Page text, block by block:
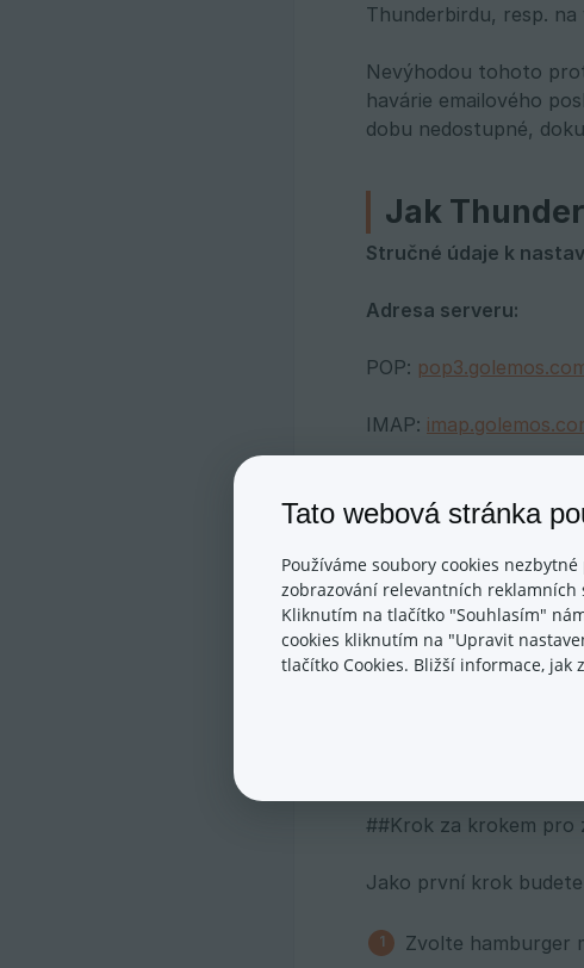
Thunderbirdu, resp.
Nevýhodou tohoto
havárie emailového
dobu nedostupné,
Jak
Stručné údaje k
Adresa serveru:
POP:
IMAP:
odchozí SMPT 587
příchozí POP3 995
Všude je potřeba
##Krok za krokem pro
Jako první krok
Zvolte hamburger
Tato webová stránka
Používáme soubory cookies
zobrazování relevantních
Kliknutím na tlačítko "Souhlasím"
cookies kliknutím na "Upravit
tlačítko Cookies. Bližší informace,